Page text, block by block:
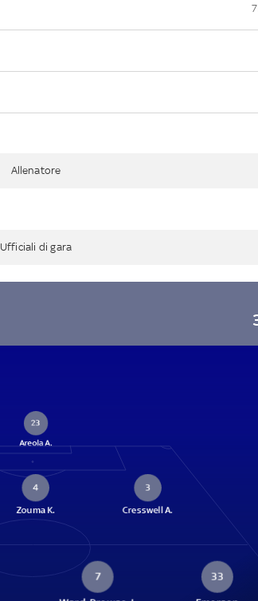
Allenatore
Ufficiali di gara
23
Areola A.
4
Zouma K.
3
Cresswell A.
7 33